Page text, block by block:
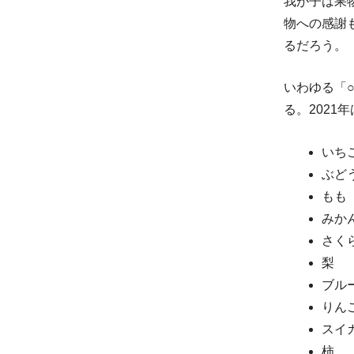
物への感謝
るだろう。
いわゆる「
る。2021
いち
ぶど
もも
みか
さく
梨
ブル
りん
スイ
柿